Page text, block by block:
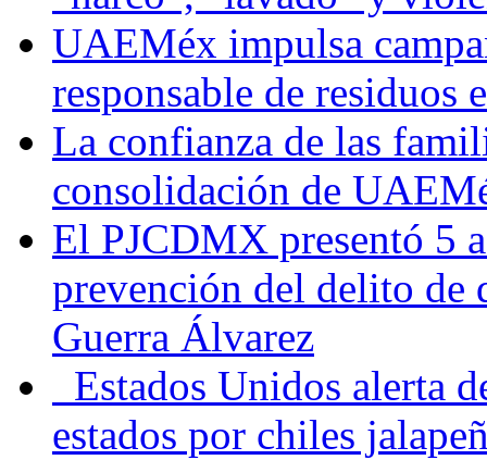
UAEMéx impulsa
responsable de residuos
La confianza de las
consolidación de
El PJCDMX presentó 5
prevención del delito de
Guerra Álvarez
Estados Unidos alerta
estados por chiles